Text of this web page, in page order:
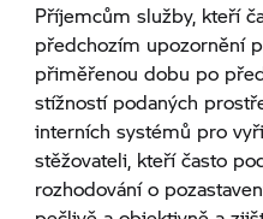
Příjemcům služby, kteří
předchozím upozornění
přiměřenou dobu po
stížností podaných
interních systémů pro
stěžovateli, kteří často
rozhodování o